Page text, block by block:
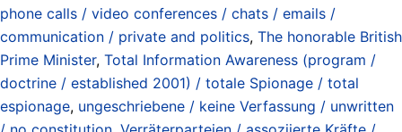
phone calls / video conferences / chats / emails /
communication / private and politics, The honorable British
Prime Minister, Total Information Awareness (program /
doctrine / established 2001) / totale Spionage / total
espionage, ungeschriebene / keine Verfassung / unwritten